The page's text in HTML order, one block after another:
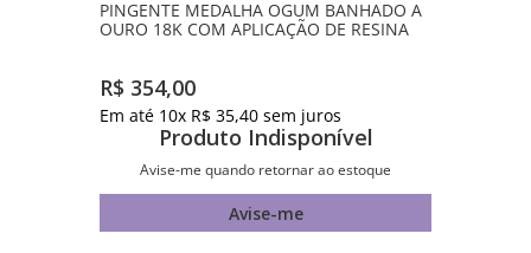
PINGENTE MEDALHA OGUM BANHADO A
OURO 18K COM APLICAÇÃO DE RESINA
R$ 354,00
Em até 10x R$ 35,40 sem juros
Produto Indisponível
Avise-me quando retornar ao estoque
Avise-me